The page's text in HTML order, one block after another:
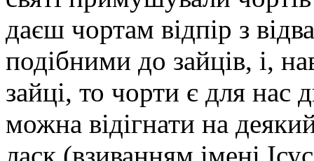
даєш чортам відпір з
подібними до зайців, і,
зайці, то чорти є для
можна відігнати на
ласк (взиванням імені